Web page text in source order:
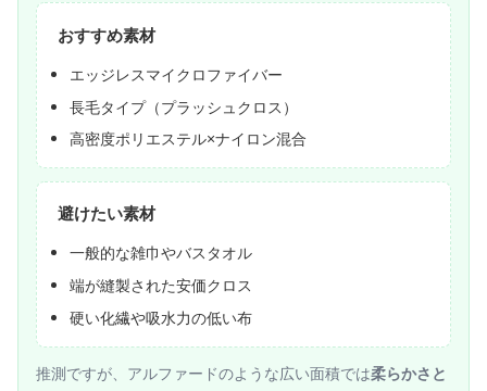
おすすめ素材
エッジレスマイクロファイバー
長毛タイプ（プラッシュクロス）
高密度ポリエステル×ナイロン混合
避けたい素材
一般的な雑巾やバスタオル
端が縫製された安価クロス
硬い化繊や吸水力の低い布
推測ですが、アルファードのような広い面積では柔らかさと